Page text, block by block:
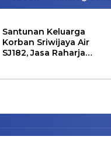
Santunan Keluarga
Korban Sriwijaya Air
SJ182, Jasa Raharja